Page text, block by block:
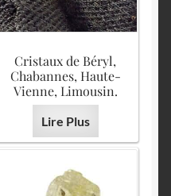
Cristaux de Béryl,
Chabannes, Haute-
Vienne, Limousin.
Lire Plus